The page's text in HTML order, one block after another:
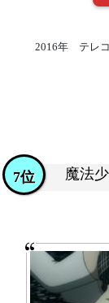
2016年 テレ
魔法
7位